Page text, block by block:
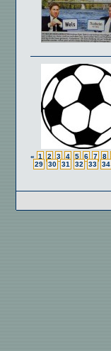
« 1 2 3 4 5 6 7 8
29
30 31 32 33 34